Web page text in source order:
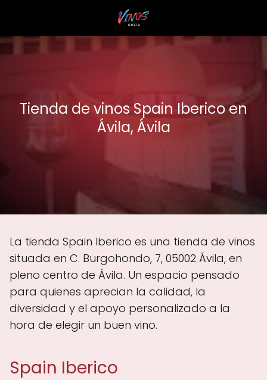
Tienda de vinos Spain Iberico en
Ávila, Ávila
La tienda Spain Iberico es una tienda de vinos
situada en C. Burgohondo, 7, 05002 Ávila, en
pleno centro de Ávila. Un espacio pensado
para quienes aprecian la calidad, la
diversidad y el apoyo personalizado a la
hora de elegir un buen vino.
Spain Iberico